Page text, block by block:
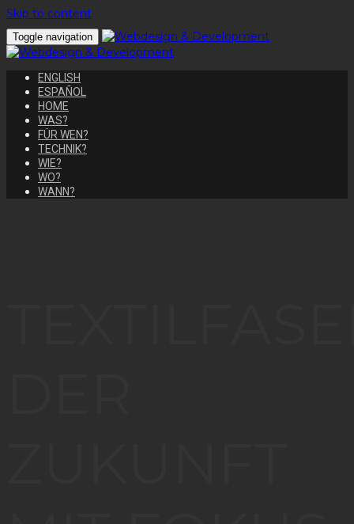
Skip to content
Toggle navigation
ENGLISH
ESPAÑOL
HOME
WAS?
FÜR WEN?
TECHNIK?
WIE?
WO?
WANN?